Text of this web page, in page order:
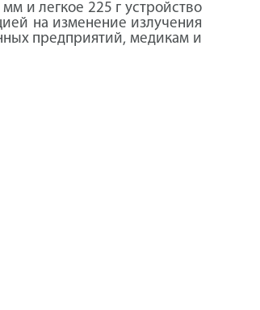
и легкое 225 г устройство
на изменение излучения
предприятий, медикам и